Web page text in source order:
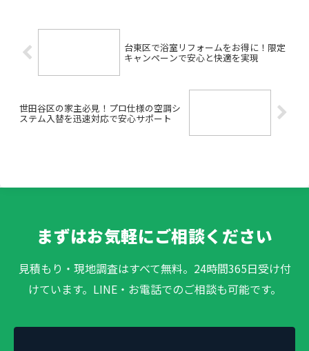
台東区で浴室リフォームをお得に！限定
キャンペーンで安心と快適を実現
世田谷区の家主必見！プロ仕様の空調シ
ステム入替を迅速対応で安心サポート
まずはお気軽にご相談ください
見積もり・現地調査はすべて無料。24時間365日受け付
けています。LINE・お電話でのご相談も可能です。